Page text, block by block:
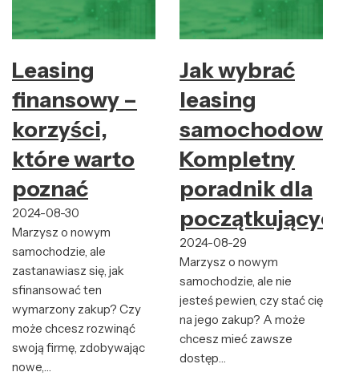
Leasing
finansowy –
korzyści,
które warto
poznać
2024-08-30
Marzysz o nowym
samochodzie, ale
zastanawiasz się, jak
sfinansować ten
wymarzony zakup? Czy
może chcesz rozwinąć
swoją firmę, zdobywając
nowe,…
Jak wybrać
leasing
samochodowy:
Kompletny
poradnik dla
początkujących
2024-08-29
Marzysz o nowym
samochodzie, ale nie
jesteś pewien, czy stać cię
na jego zakup? A może
chcesz mieć zawsze
dostęp…